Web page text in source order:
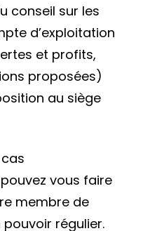
conseil sur les
d’exploitation
et profits,
proposées)
au siège
vous faire
membre de
pouvoir régulier.